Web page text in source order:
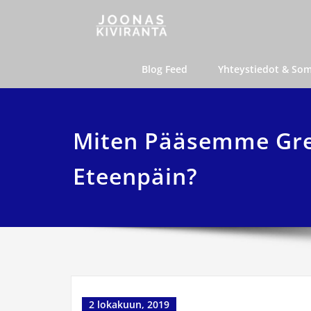
Blog Feed Yhteystiedot &
Miten Pääsemme
Eteenpäin?
2 lokakuun, 2019